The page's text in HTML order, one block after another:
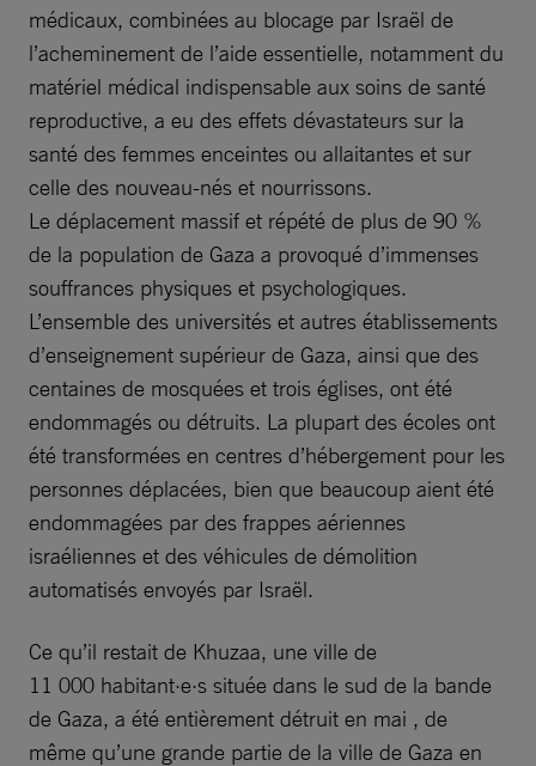
médicaux, combinées au blocage par Israël de
l’acheminement de l’aide essentielle, notamment du
matériel médical indispensable aux soins de santé
reproductive, a eu des effets dévastateurs sur la
santé des femmes enceintes ou allaitantes et sur
celle des nouveau-nés et nourrissons.
Le déplacement massif et répété de plus de 90 %
de la population de Gaza a provoqué d’immenses
souffrances physiques et psychologiques.
L’ensemble des universités et autres établissements
d’enseignement supérieur de Gaza, ainsi que des
centaines de mosquées et trois églises, ont été
endommagés ou détruits. La plupart des écoles ont
été transformées en centres d’hébergement pour les
personnes déplacées, bien que beaucoup aient été
endommagées par des frappes aériennes
israéliennes et des véhicules de démolition
automatisés envoyés par Israël.
Ce qu’il restait de Khuzaa, une ville de
11 000 habitant·e·s située dans le sud de la bande
de Gaza, a été entièrement détruit en mai , de
même qu’une grande partie de la ville de Gaza en